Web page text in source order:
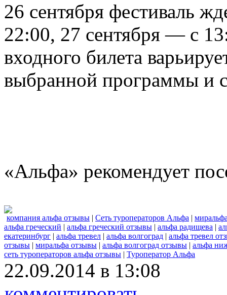
26 сентября фестиваль
22:00, 27 сентября — с
входного билета
выбранной программы и
«Альфа» рекомендует
компания альфа отзывы | Сеть туроператоров Альфа |
альфа греческий | альфа греческий отзывы | альфа радищева |
екатеринбург | альфа тревел | альфа волгоград | альфа тревел
отзывы | миральфа отзывы | альфа волгоград отзывы | альфа
сеть туроператоров альфа отзывы | Туроператор Альфа
22.09.2014 в 13:08